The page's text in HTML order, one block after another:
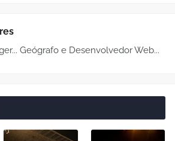
Geógrafo e Desenvolvedor Web...